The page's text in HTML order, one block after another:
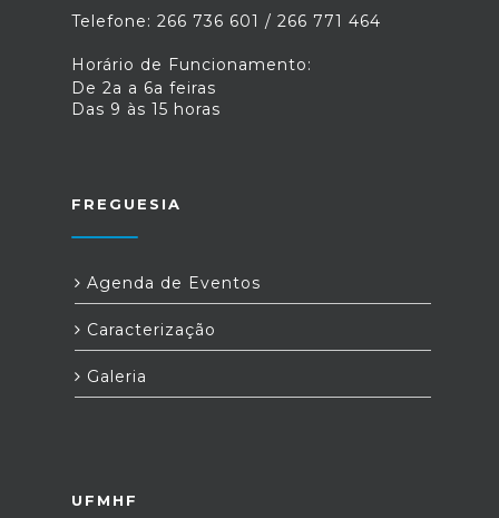
Telefone: 266 736 601 / 266 771 464
Horário de Funcionamento:
De 2a a 6a feiras
Das 9 às 15 horas
FREGUESIA
Agenda de Eventos
Caracterização
Galeria
UFMHF